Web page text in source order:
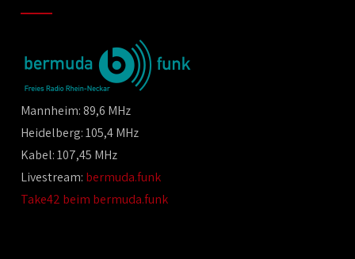
Mannheim: 89,6 MHz
Heidelberg: 105,4 MHz
Kabel: 107,45 MHz
Livestream: bermuda.funk
Take42 beim bermuda.funk